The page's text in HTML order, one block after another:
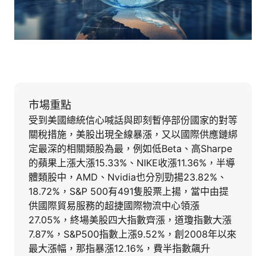
市場重點
受到美國總統信心喊話與即刻暫停部份國家的對等
關稅措施，美股出現全線暴漲，又以國際供應鏈綁
定最深的相關類股為最，例如低Beta、高Sharpe
的蘋果上漲大漲15.33%、NIKE收漲11.36%，半導
體類股中，AMD、Nvidia也分別勁揚23.82%、
18.72%，S&P 500有491隻股票上揚，當中由提
供國際貿易服務的超捷國際物流中心領漲
27.05%，終場美股四大指數齊漲，道瓊指數大漲
7.87%，S&P500指數上漲9.52%，創2008年以來
最大漲幅，那指暴漲12.16%，費半指數飆升